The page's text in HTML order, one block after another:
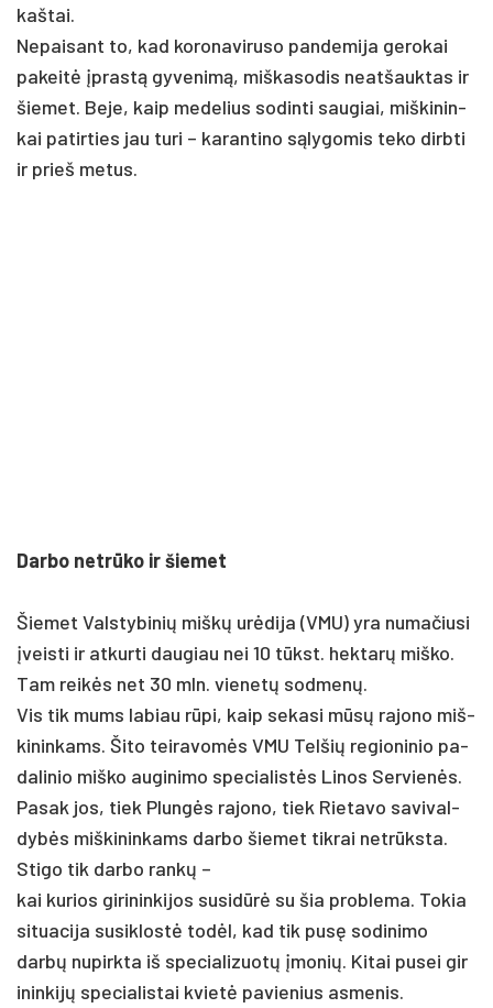
kaš­tai.
Ne­pai­sant to, kad ko­ro­na­vi­ru­so pan­de­mi­ja ge­ro­kai
pa­keitė įprastą gy­ve­nimą, miš­ka­so­dis neat­šauk­tas ir
šie­met. Be­je, kaip me­de­lius so­din­ti sau­giai, miš­ki­nin­
kai pa­tir­ties jau tu­ri – ka­ran­ti­no sąly­go­mis te­ko dirb­ti
ir prie­š me­tus.
Dar­bo ne­trūko ir šie­met
Šie­met Vals­ty­bi­nių miškų urė­di­ja (VMU) yra nu­ma­čiu­si
įveis­ti ir at­kur­ti dau­giau nei 10 tūkst. hek­tarų miš­ko.
Tam reikės net 30 mln. vie­netų sod­menų.
Vis tik mums la­biau rūpi, kaip se­ka­si mūsų ra­jo­no miš­
ki­nin­kams. Ši­to tei­ra­vomės VMU Tel­šių re­gio­ni­nio pa­
da­li­nio miš­ko au­gi­ni­mo spe­cia­listės Li­nos Ser­vienės.
Pa­sak jos, tiek Plungės ra­jo­no, tiek Rie­ta­vo sa­vi­val­
dybės miš­ki­nin­kams dar­bo šie­met tik­rai ne­trūksta.
Sti­go tik dar­bo rankų –
kai ku­rios gi­ri­nin­ki­jos su­si­dūrė su šia pro­ble­ma. To­kia
si­tua­ci­ja su­si­klostė todėl, kad tik pusę so­di­ni­mo
darbų nu­pirk­ta iš spe­cia­li­zuotų įmo­nių. Ki­tai pu­sei gi­r
i­nin­kijų spe­cia­lis­tai kvietė pa­vie­nius as­me­nis.